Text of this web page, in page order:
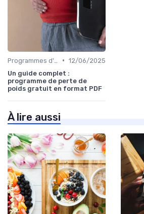
• 12/06/2025
Un guide complet :
programme de perte de
poids gratuit en format PDF
À lire aussi